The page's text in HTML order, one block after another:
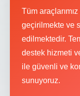
Tüm
geçirilmekte ve
edilmektedir.
destek hizmeti
ile güvenli ve
sunuyoruz.